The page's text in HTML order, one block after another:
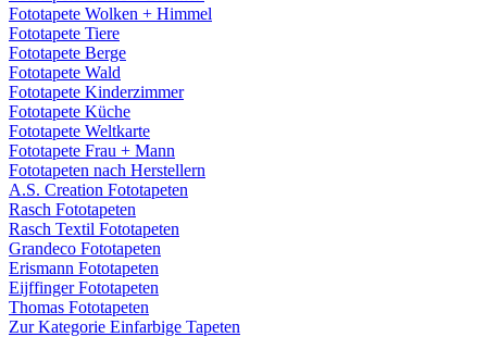
Fototapete Wolken + Himmel
Fototapete Tiere
Fototapete Berge
Fototapete Wald
Fototapete Kinderzimmer
Fototapete Küche
Fototapete Weltkarte
Fototapete Frau + Mann
Fototapeten nach Herstellern
A.S. Creation Fototapeten
Rasch Fototapeten
Rasch Textil Fototapeten
Grandeco Fototapeten
Erismann Fototapeten
Eijffinger Fototapeten
Thomas Fototapeten
Zur Kategorie Einfarbige Tapeten